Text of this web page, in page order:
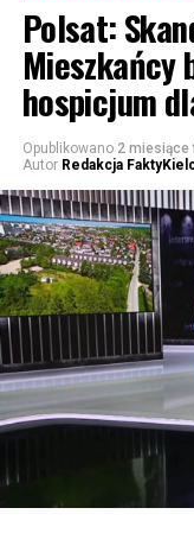
Polsat:
Mieszkańcy
hospicjum
Opublikowano 2 miesiące
Autor Redakcja